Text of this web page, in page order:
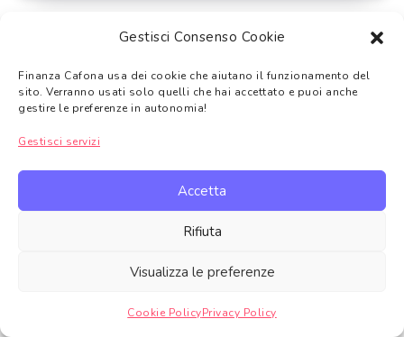
Gestisci Consenso Cookie
Finanza Cafona usa dei cookie che aiutano il funzionamento del
sito. Verranno usati solo quelli che hai accettato e puoi anche
gestire le preferenze in autonomia!
Gestisci servizi
Accetta
Rifiuta
Visualizza le preferenze
Cookie PolicyPrivacy Policy
informativo e non di sostituzione a una consulenza finanziaria